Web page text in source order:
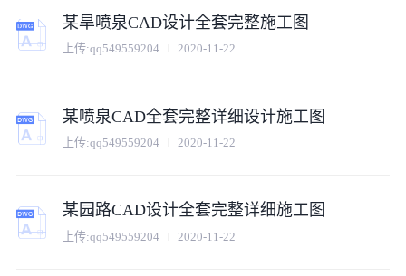
某旱喷泉CAD设计全套完整施工图
上传:qq549559204 2020-11-22
某喷泉CAD全套完整详细设计施工图
上传:qq549559204 2020-11-22
某园路CAD设计全套完整详细施工图
上传:qq549559204 2020-11-22